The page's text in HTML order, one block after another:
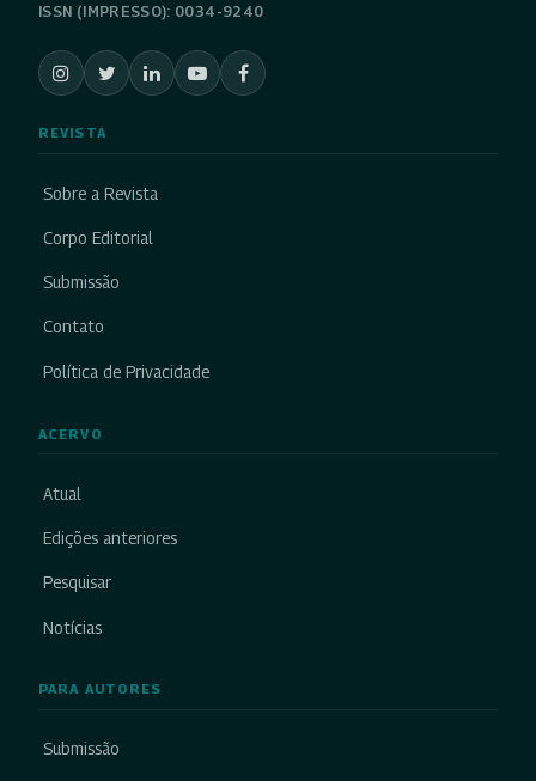
ISSN (IMPRESSO): 0034-9240
REVISTA
Sobre a Revista
Corpo Editorial
Submissão
Contato
Política de Privacidade
ACERVO
Atual
Edições anteriores
Pesquisar
Notícias
PARA AUTORES
Submissão